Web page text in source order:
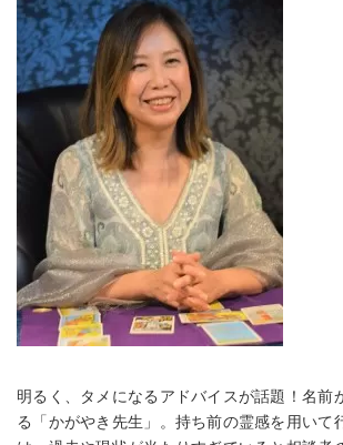
明るく、タメになるアドバイスが話題！名前
る「かがやき先生」。持ち前の霊感を用いて